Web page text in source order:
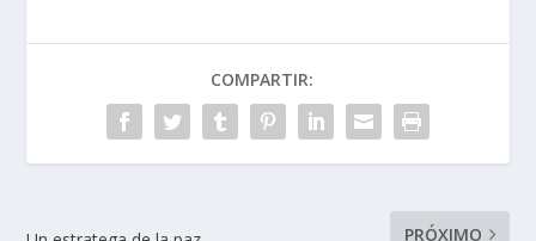
COMPARTIR:
PRÓXIMO